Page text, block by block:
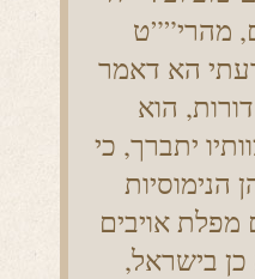
מהרי””ט
הא דאמר
הוא
יתברך, כי
הנימוסיות
מפלת אויבים
כן בישראל,